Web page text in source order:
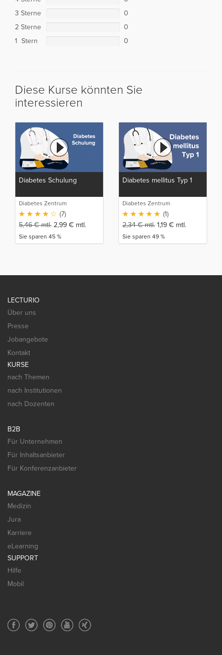
3 Sterne
0
2 Sterne
0
1 Stern
0
Diese Kurse könnten Sie
interessieren
Diabetes Schulung
Diabetes Zentrum
Mergentheim
(7)
5,46€mtl. 2,99 € mtl.
Sie sparen 45 %
Diabetes mellitus Typ 1
Diabetes Zentrum
Mergentheim
(1)
2,34€mtl. 1,19 € mtl.
Sie sparen 49 %
LECTURIO
Über uns
Presse
Jobangebote
Kontakt
KURSE
nach Themen
nach Institutionen
nach Dozenten
B2B
Für Unternehmen
Für Inhaltsanbieter
Für Konferenzanbieter
MAGAZINE
Medizin
Jura
Karriere
eLearning
SUPPORT
Hilfe
Mobil